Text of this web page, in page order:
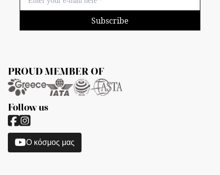
Subscribe
PROUD MEMBER OF
Follow us
O κόσμος μας